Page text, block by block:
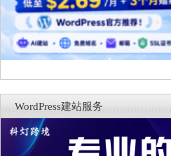
WordPress建站服务